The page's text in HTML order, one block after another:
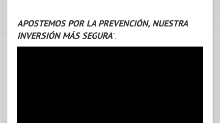
APOSTEMOS POR LA PREVENCIÓN, NUESTRA
INVERSIÓN MÁS SEGURA”.